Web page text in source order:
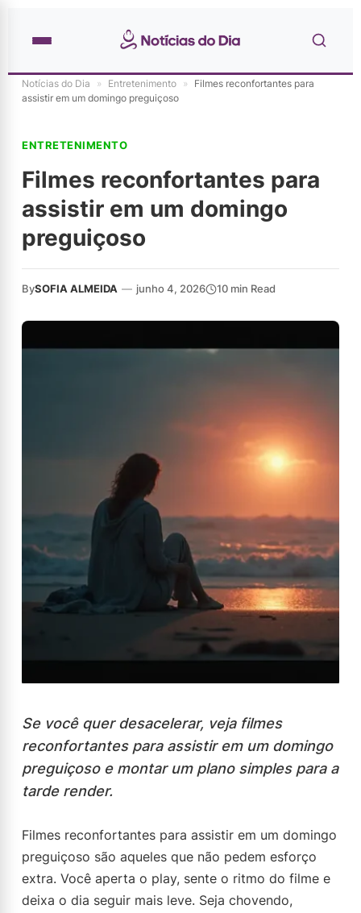
Notícias do Dia » Entretenimento » Filmes reconfortantes para
assistir em um domingo preguiçoso
ENTRETENIMENTO
Filmes reconfortantes para
assistir em um domingo
preguiçoso
BySOFIA ALMEIDA — junho 4, 2026 10 min Read
Se você quer desacelerar, veja filmes
reconfortantes para assistir em um domingo
preguiçoso e montar um plano simples para a
tarde render.
Filmes reconfortantes para assistir em um domingo
preguiçoso são aqueles que não pedem esforço
extra. Você aperta o play, sente o ritmo do filme e
deixa o dia seguir mais leve. Seja chovendo,